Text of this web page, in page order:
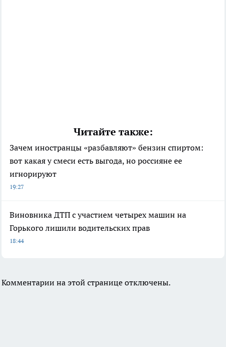
Читайте также:
Зачем иностранцы «разбавляют» бензин спиртом:
вот какая у смеси есть выгода, но россияне ее
игнорируют
19:27
Виновника ДТП с участием четырех машин на
Горького лишили водительских прав
18:44
Комментарии на этой странице отключены.